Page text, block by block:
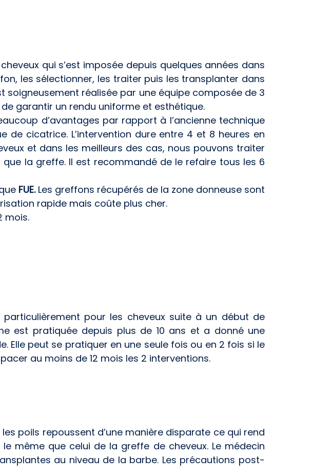
qui s’est imposée depuis quelques années dans
les sélectionner, les traiter puis les transplanter dans
réalisée par une équipe composée de 3
garantir un rendu uniforme et esthétique.
d’avantages par rapport à l’ancienne technique
cicatrice. L’intervention dure entre 4 et 8 heures en
et dans les meilleurs des cas, nous pouvons traiter
que la greffe. Il est recommandé de le refaire tous les 6
FUE.Les greffons récupérés de la zone donneuse sont
rapide mais coûte plus cher.
mois.
pour les cheveux suite à un début de
est pratiquée depuis plus de 10 ans et a donné une
peut se pratiquer en une seule fois ou en 2 fois si le
au moins de 12 mois les 2 interventions.
poils repoussent d’une manière disparate ce qui rend
le même que celui de la greffe de cheveux. Le médecin
au niveau de la barbe. Les précautions post-